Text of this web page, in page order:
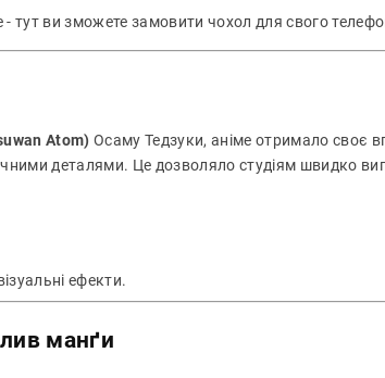
- тут ви зможете замовити чохол для свого
Atom) Осаму Тедзуки, аніме отримало своє
деталями. Це дозволяло студіям швидко
ефекти.
манґи